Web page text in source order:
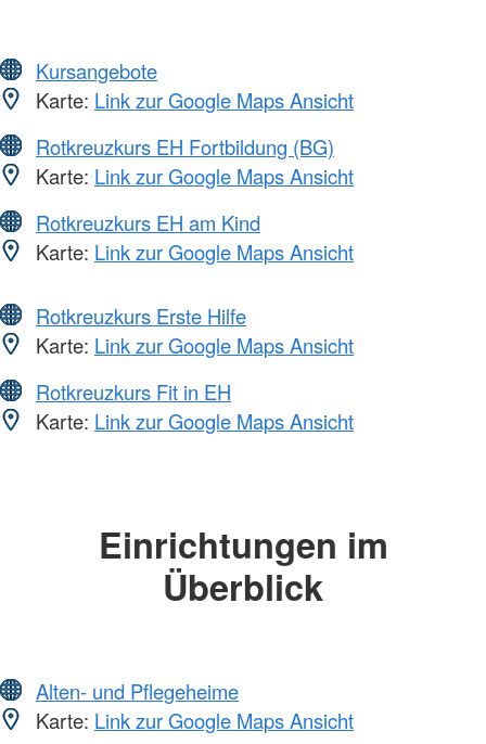
Kursangebote
Karte: Link zur Google Maps Ansicht
Rotkreuzkurs EH Fortbildung (BG)
Karte: Link zur Google Maps Ansicht
Rotkreuzkurs EH am Kind
Karte: Link zur Google Maps Ansicht
Rotkreuzkurs Erste Hilfe
Karte: Link zur Google Maps Ansicht
Rotkreuzkurs Fit in EH
Karte: Link zur Google Maps Ansicht
Einrichtungen im
Überblick
Alten- und Pflegeheime
Karte: Link zur Google Maps Ansicht